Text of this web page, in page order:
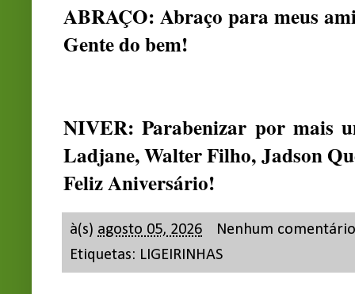
ABRAÇO: Abraço para meus
Gente do bem!
NIVER: Parabenizar por mais
Ladjane, Walter Filho, Jadson
Feliz Aniversário!
à(s) agosto 05, 2026
Nenhum
Etiquetas: LIGEIRINHAS